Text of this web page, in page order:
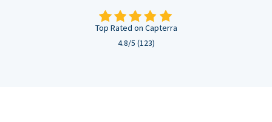
Top Rated on Capterra
4.8/5 (123)